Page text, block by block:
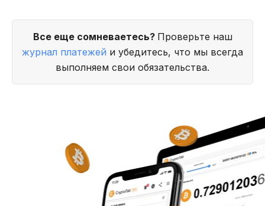
Все еще сомневаетесь? Проверьте наш
журнал платежей и убедитесь, что мы всегда
выполняем свои обязательства.